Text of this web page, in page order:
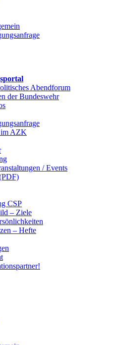
Abendforum
der Bundeswehr
im AZK
/ Events
CSP
– Ziele
– Hefte